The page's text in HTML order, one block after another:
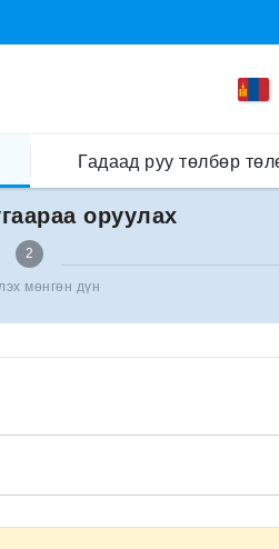
Гадаад руу төлбөр
оруулах
2
мөнгөн дүн